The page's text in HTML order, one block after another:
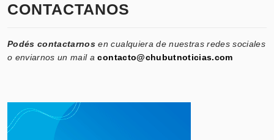
CONTACTANOS
Podés contactarnos en cualquiera de nuestras redes sociales
o enviarnos un mail acontacto@chubutnoticias.com